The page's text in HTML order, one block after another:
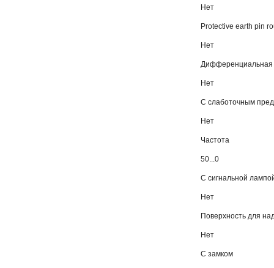
Нет
Protective earth pin
Нет
Дифференциальная
Нет
С слаботочным
Нет
Частота
50...0
С сигнальной
Нет
Поверхность для
Нет
С замком